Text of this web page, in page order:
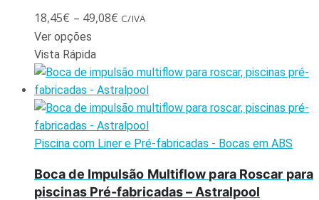
18,45€ – 49,08€ C/IVA
Ver opções
Vista Rápida
Piscina com Liner e Pré-fabricadas - Bocas em ABS
Boca de Impulsão Multiflow para Roscar para
piscinas Pré-fabricadas – Astralpool